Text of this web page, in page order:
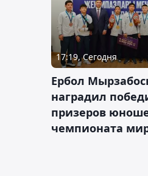
17:19, Сегодня
Ербол
наградил
призеров
чемпионата